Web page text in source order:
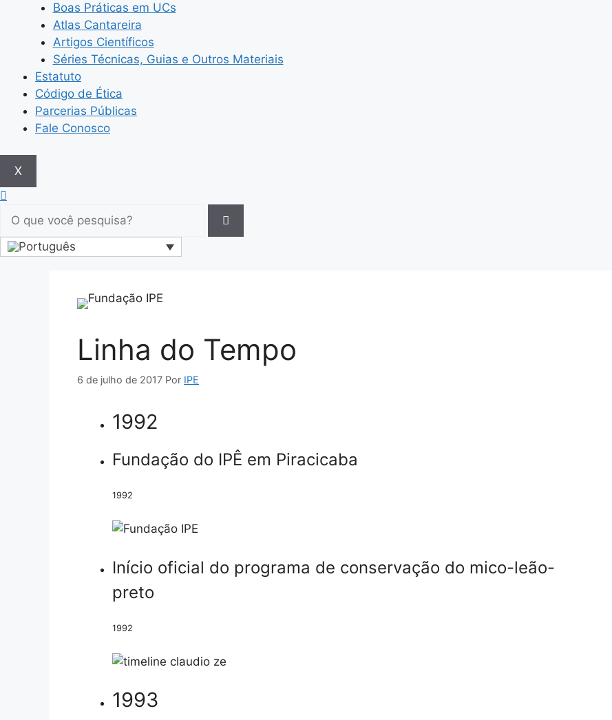
Boas Práticas em UCs
Atlas Cantareira
Artigos Científicos
Séries Técnicas, Guias e Outros Materiais
Estatuto
Código de Ética
Parcerias Públicas
Fale Conosco
X
Linha do Tempo
6 de julho de 2017 Por IPE
1992
Fundação do IPÊ em Piracicaba
1992
Início oficial do programa de conservação do mico-leão-
preto
1992
1993